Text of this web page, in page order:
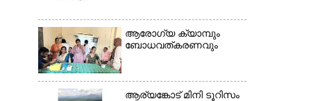
ആരോഗ്യ ക്യാമ്പും
ബോധവത്കരണവും
ആര്യങ്കോട് മിനി ടൂറിസം